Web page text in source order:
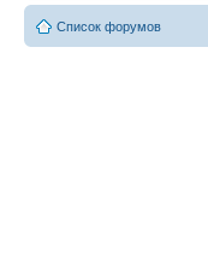
Список форумов